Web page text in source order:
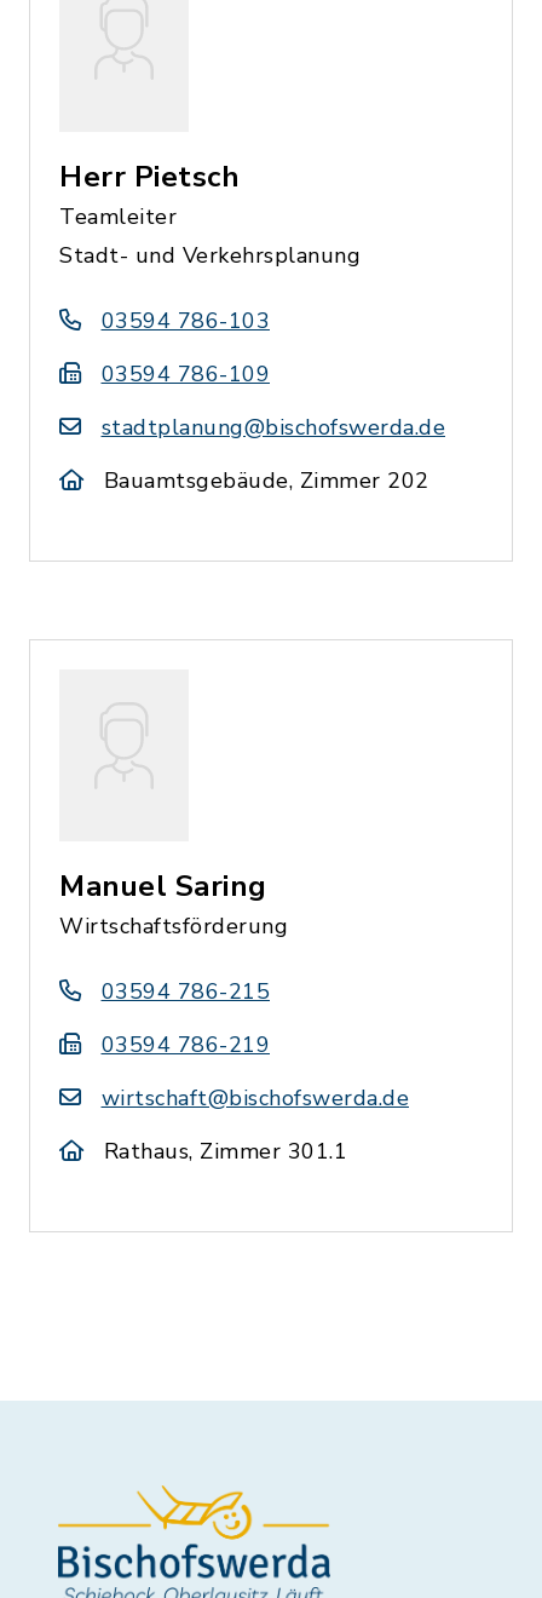
Herr Pietsch
Teamleiter
Stadt- und Verkehrsplanung
03594 786-103
03594 786-109
stadtplanung@bischofswerda.de
Bauamtsgebäude, Zimmer 202
Manuel Saring
Wirtschaftsförderung
03594 786-215
03594 786-219
wirtschaft@bischofswerda.de
Rathaus, Zimmer 301.1